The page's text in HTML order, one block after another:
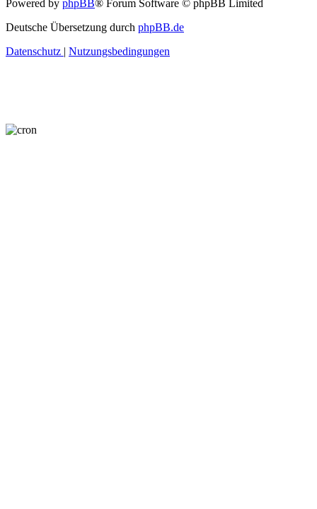
Powered by phpBB® Forum Software © phpBB Limited
Deutsche Übersetzung durch phpBB.de
Datenschutz | Nutzungsbedingungen